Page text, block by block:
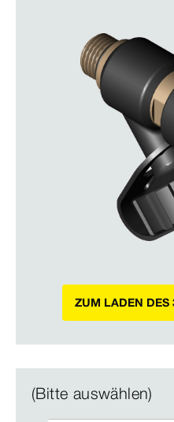
ZUM LADEN
(Bitte auswählen)